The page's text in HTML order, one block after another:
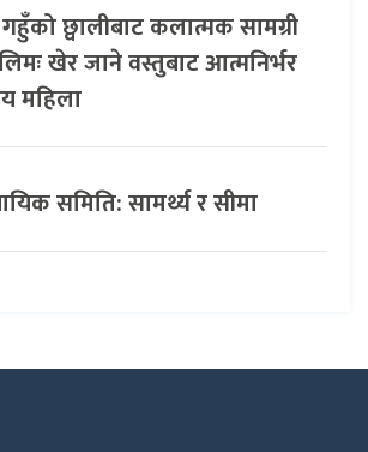
छ्वालीबाट कलात्मक सामग्री
खेर जाने वस्तुबाट आत्मनिर्भर
महिला
समिति: सामर्थ्य र सीमा